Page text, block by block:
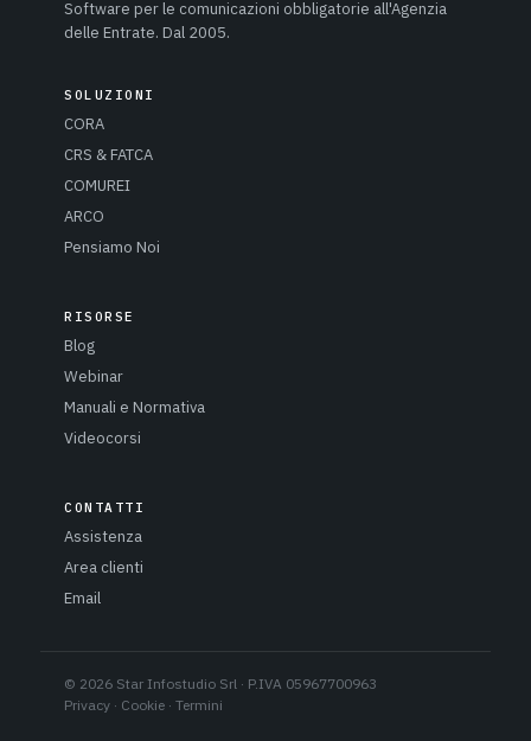
Software per le comunicazioni obbligatorie all'Agenzia
delle Entrate. Dal 2005.
SOLUZIONI
CORA
CRS & FATCA
COMUREI
ARCO
Pensiamo Noi
RISORSE
Blog
Webinar
Manuali e Normativa
Videocorsi
CONTATTI
Assistenza
Area clienti
Email
© 2026 Star Infostudio Srl · P.IVA 05967700963
Privacy · Cookie · Termini